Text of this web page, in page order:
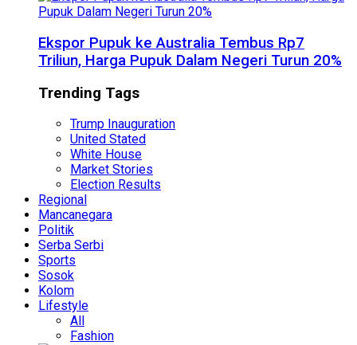
Ekspor Pupuk ke Australia Tembus Rp7
Triliun, Harga Pupuk Dalam Negeri Turun 20%
Trending Tags
Trump Inauguration
United Stated
White House
Market Stories
Election Results
Regional
Mancanegara
Politik
Serba Serbi
Sports
Sosok
Kolom
Lifestyle
All
Fashion